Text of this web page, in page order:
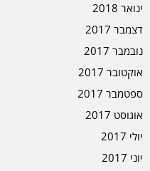
ינואר 2018
דצמבר 2017
נובמבר 2017
אוקטובר 2017
ספטמבר 2017
אוגוסט 2017
יולי 2017
יוני 2017